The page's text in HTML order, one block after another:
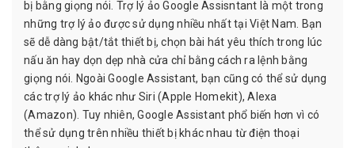
bị bằng giọng nói. Trợ lý ảo Google Assisntant là một trong
những trợ lý ảo được sử dụng nhiều nhất tại Việt Nam. Bạn
sẽ dễ dàng bật/tắt thiết bị, chọn bài hát yêu thích trong lúc
nấu ăn hay dọn dẹp nhà cửa chỉ bằng cách ra lệnh bằng
giọng nói. Ngoài Google Assistant, bạn cũng có thể sử dụng
các trợ lý ảo khác như Siri (Apple Homekit), Alexa
(Amazon). Tuy nhiên, Google Assistant phổ biến hơn vì có
thể sử dụng trên nhiều thiết bị khác nhau từ điện thoại